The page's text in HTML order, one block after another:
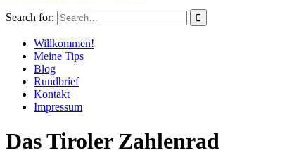
Search for:
Willkommen!
Meine Tips
Blog
Rundbrief
Kontakt
Impressum
Das Tiroler Zahlenrad